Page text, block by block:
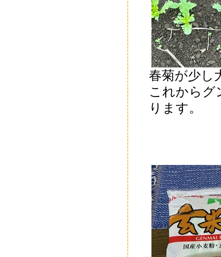
春菊が少し
これからグ
ります。